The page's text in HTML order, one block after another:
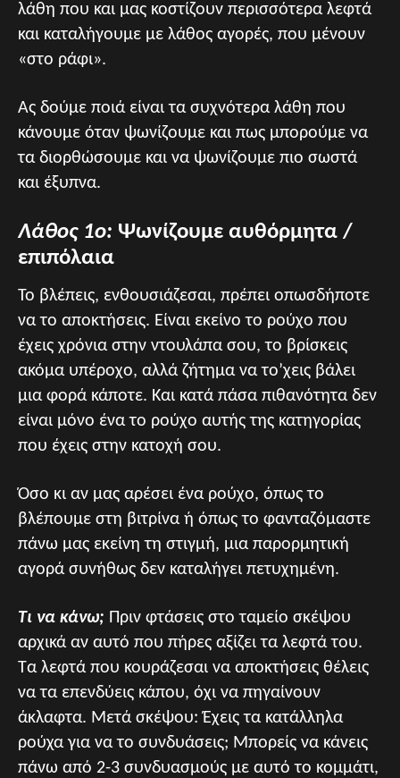
λάθη που και μας κοστίζουν περισσότερα λεφτά
και καταλήγουμε με λάθος αγορές, που μένουν
«στο ράφι».
Ας δούμε ποιά είναι τα συχνότερα λάθη που
κάνουμε όταν ψωνίζουμε και πως μπορούμε να
τα διορθώσουμε και να ψωνίζουμε πιο σωστά
και έξυπνα.
Λάθος 1ο: Ψωνίζουμε αυθόρμητα /
επιπόλαια
Το βλέπεις, ενθουσιάζεσαι, πρέπει οπωσδήποτε
να το αποκτήσεις. Είναι εκείνο το ρούχο που
έχεις χρόνια στην ντουλάπα σου, το βρίσκεις
ακόμα υπέροχο, αλλά ζήτημα να το’χεις βάλει
μια φορά κάποτε. Και κατά πάσα πιθανότητα δεν
είναι μόνο ένα το ρούχο αυτής της κατηγορίας
που έχεις στην κατοχή σου.
Όσο κι αν μας αρέσει ένα ρούχο, όπως το
βλέπουμε στη βιτρίνα ή όπως το φανταζόμαστε
πάνω μας εκείνη τη στιγμή, μια παρορμητική
αγορά συνήθως δεν καταλήγει πετυχημένη.
Τι να κάνω; Πριν φτάσεις στο ταμείο σκέψου
αρχικά αν αυτό που πήρες αξίζει τα λεφτά του.
Τα λεφτά που κουράζεσαι να αποκτήσεις θέλεις
να τα επενδύεις κάπου, όχι να πηγαίνουν
άκλαφτα. Μετά σκέψου: Έχεις τα κατάλληλα
ρούχα για να το συνδυάσεις; Μπορείς να κάνεις
πάνω από 2-3 συνδυασμούς με αυτό το κομμάτι,